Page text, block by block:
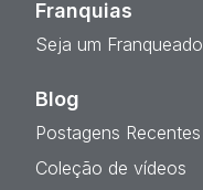
Franquias
Seja um Franqueado
Blog
Postagens Recentes
Coleção de vídeos